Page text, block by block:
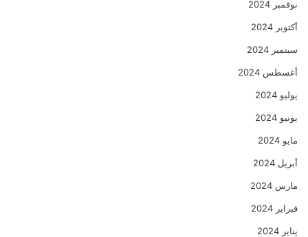
نوفمبر 2024
أكتوبر 2024
سبتمبر 2024
أغسطس 2024
يوليو 2024
يونيو 2024
مايو 2024
أبريل 2024
مارس 2024
فبراير 2024
يناير 2024